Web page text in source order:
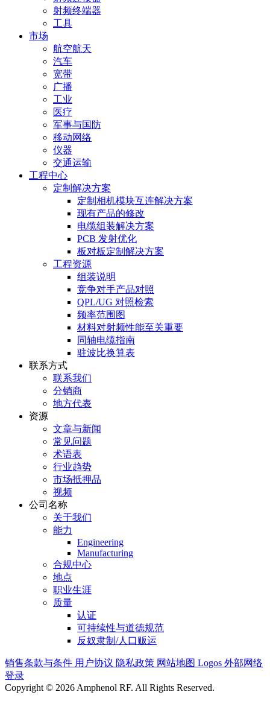
射频终端器
工具
市场
航空航天
汽车
宽带
广播
工业
医疗
军事与国防
移动网络
仪器
交通运输
工程中心
定制解决方案
定制相机模块互连解决方案
现有产品的修改
电缆组装解决方案
PCB 发射优化
板对板定制解决方案
工程资源
组装说明
竞争对手产品对照
QPL/UG 对照检索
频率范围图
材料对射频性能至关重要
同轴电缆指南
驻波比换算表
联系方式
联系我们
分销商
地方代表
资源
文章与新闻
常见问题
术语表
行业趋势
市场抵押品
视频
公司名称
关于我们
能力
Engineering
Manufacturing
合规中心
地点
职业生涯
质量
认证
可持续性与道德规范
反奴隶制/人口贩运
销售条款与条件 用户协议 隐私政策 网站地图 Logos 外部网络
登录
Copyright © 2026 Amphenol RF. All Rights Reserved.